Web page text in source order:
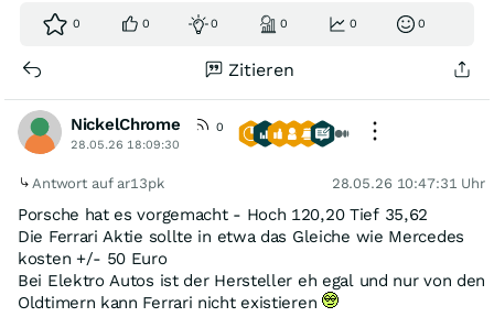
0 0 0 0 0 0
Zitieren
NickelChrome
0
28.05.26 18:09:30
Antwort auf ar13pk 28.05.26 10:47:31 Uhr
Porsche hat es vorgemacht - Hoch 120,20 Tief 35,62
Die Ferrari Aktie sollte in etwa das Gleiche wie Mercedes
kosten +/- 50 Euro
Bei Elektro Autos ist der Hersteller eh egal und nur von den
Oldtimern kann Ferrari nicht existieren